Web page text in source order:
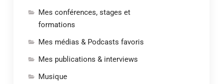
Mes conférences, stages et
formations
Mes médias & Podcasts favoris
Mes publications & interviews
Musique